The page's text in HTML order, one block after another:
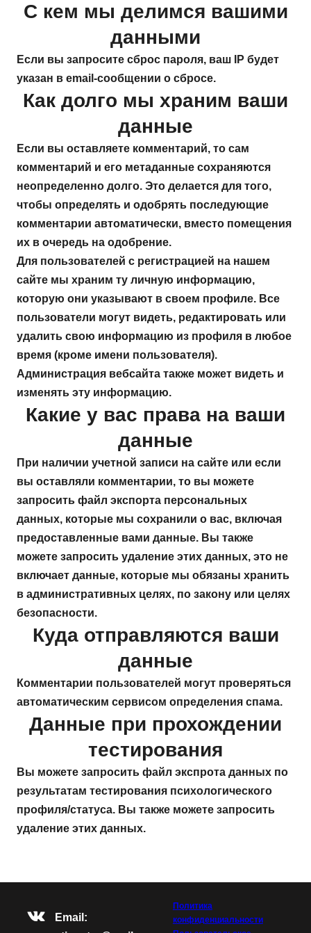
С кем мы делимся вашими
данными
Если вы запросите сброс пароля, ваш IP будет
указан в email-сообщении о сбросе.
Как долго мы храним ваши
данные
Если вы оставляете комментарий, то сам
комментарий и его метаданные сохраняются
неопределенно долго. Это делается для того,
чтобы определять и одобрять последующие
комментарии автоматически, вместо помещения
их в очередь на одобрение.
Для пользователей с регистрацией на нашем
сайте мы храним ту личную информацию,
которую они указывают в своем профиле. Все
пользователи могут видеть, редактировать или
удалить свою информацию из профиля в любое
время (кроме имени пользователя).
Администрация вебсайта также может видеть и
изменять эту информацию.
Какие у вас права на ваши
данные
При наличии учетной записи на сайте или если
вы оставляли комментарии, то вы можете
запросить файл экспорта персональных
данных, которые мы сохранили о вас, включая
предоставленные вами данные. Вы также
можете запросить удаление этих данных, это не
включает данные, которые мы обязаны хранить
в административных целях, по закону или целях
безопасности.
Куда отправляются ваши
данные
Комментарии пользователей могут проверяться
автоматическим сервисом определения спама.
Данные при прохождении
тестирования
Вы можете запросить файл экспрота данных по
результатам тестирования психологического
профиля/статуса. Вы также можете запросить
удаление этих данных.
VK
Email:
Политика
конфиденциальности